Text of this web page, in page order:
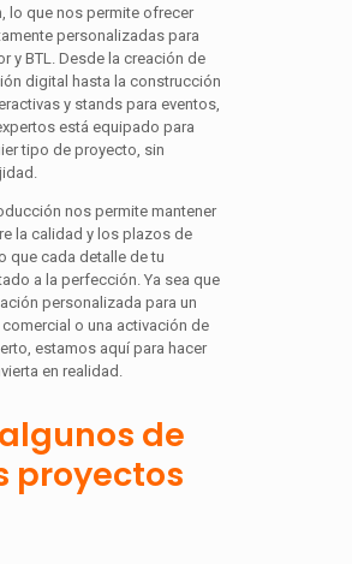
lo que nos permite ofrecer
personalizadas para
y BTL. Desde la creación de
digital hasta la construcción
y stands para eventos,
está equipado para
tipo de proyecto, sin
nos permite mantener
la calidad y los plazos de
que cada detalle de tu
a la perfección. Ya sea que
personalizada para un
o una activación de
estamos aquí para hacer
en realidad.
de
proyectos